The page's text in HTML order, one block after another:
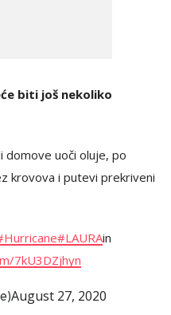
biti još nekoliko
domove uoči oluje, po
krovova i putevi prekriveni
#LAURAin
7kU3DZjhyn
August 27, 2020